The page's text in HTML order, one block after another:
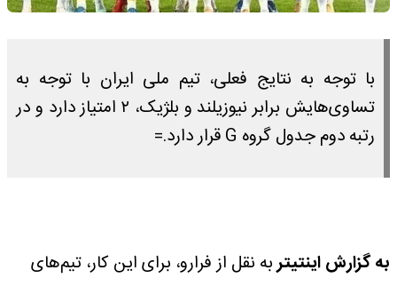
با توجه به نتایج فعلی، تیم ملی ایران با توجه به
تساوی‌هایش برابر نیوزیلند و بلژیک، ۲ امتیاز دارد و در
رتبه دوم جدول گروه G قرار دارد.=
به گزارش اینتیتربه نقل از فرارو، برای این کار، تیم‌های